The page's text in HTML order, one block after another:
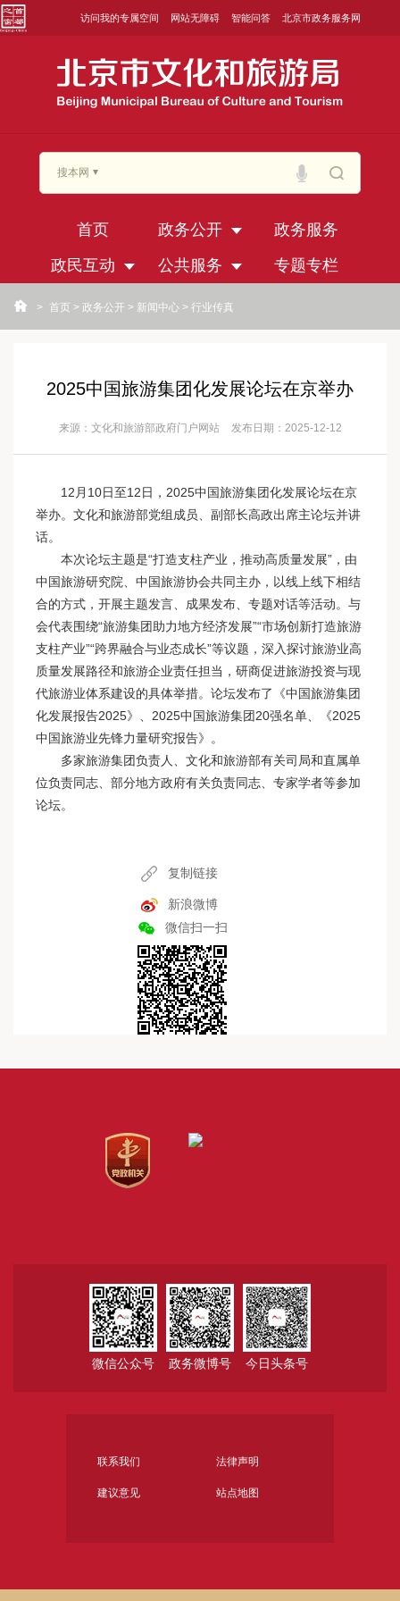
访问我的专属空间 网站无障碍 智能问答 北京市政务服务网
搜本网
首页 政务公开
政务服务
政民互动
公共服务 专题专栏
> 首页 > 政务公开 > 新闻中心 > 行业传真
2025中国旅游集团化发展论坛在京举办
来源：文化和旅游部政府门户网站 发布日期：2025-12-12
12月10日至12日，2025中国旅游集团化发展论坛在京
举办。文化和旅游部党组成员、副部长高政出席主论坛并讲
话。
本次论坛主题是“打造支柱产业，推动高质量发展”，由
中国旅游研究院、中国旅游协会共同主办，以线上线下相结
合的方式，开展主题发言、成果发布、专题对话等活动。与
会代表围绕“旅游集团助力地方经济发展”“市场创新打造旅游
支柱产业”“跨界融合与业态成长”等议题，深入探讨旅游业高
质量发展路径和旅游企业责任担当，研商促进旅游投资与现
代旅游业体系建设的具体举措。论坛发布了《中国旅游集团
化发展报告2025》、2025中国旅游集团20强名单、《2025
中国旅游业先锋力量研究报告》。
多家旅游集团负责人、文化和旅游部有关司局和直属单
位负责同志、部分地方政府有关负责同志、专家学者等参加
论坛。
复制链接
新浪微博
微信扫一扫
微信公众号 政务微博号 今日头条号
联系我们 法律声明
建议意见 站点地图